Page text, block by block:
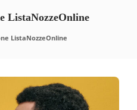
ListaNozzeOnline
ListaNozzeOnline